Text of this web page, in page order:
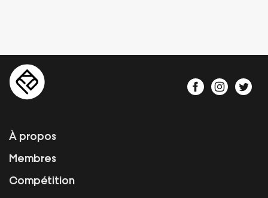
À propos
Membres
Compétition